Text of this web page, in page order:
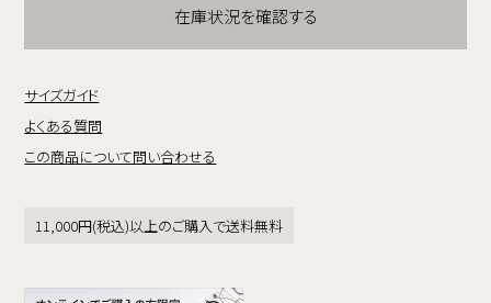
在庫状況を確認する
サイズガイド
よくある質問
この商品について問い合わせる
11,000円(税込)以上のご購入で送料無料